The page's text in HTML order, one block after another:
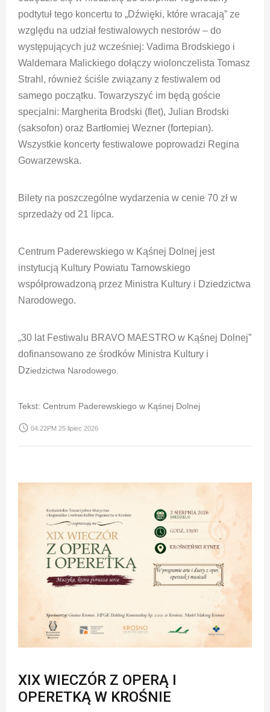
podtytuł tego koncertu to „Dźwięki, które wracają” ze
względu na udział festiwalowych nestorów – do
występujących już wcześniej: Vadima Brodskiego i
Waldemara Malickiego dołączy wiolonczelista Tomasz
Strahl, również ściśle związany z festiwalem od
samego początku. Towarzyszyć im będą goście
specjalni: Margherita Brodski (flet), Julian Brodski
(saksofon) oraz Bartłomiej Wezner (fortepian).
Wszystkie koncerty festiwalowe poprowadzi Regina
Gowarzewska.
Bilety na poszczególne wydarzenia w cenie 70 zł w
sprzedaży od 21 lipca.
Centrum Paderewskiego w Kąśnej Dolnej jest
instytucją Kultury Powiatu Tarnowskiego
współprowadzoną przez Ministra Kultury i Dziedzictwa
Narodowego.
„30 lat Festiwalu BRAVO MAESTRO w Kąśnej Dolnej”
dofinansowano ze środków Ministra Kultury i
Dziedzictwa Narodowego.
Tekst: Centrum Paderewskiego w Kąśnej Dolnej
access_time 04:22PM 25 lipiec 2026
XIX WIECZÓR Z OPERĄ I
OPERETKĄ W KROŚNIE